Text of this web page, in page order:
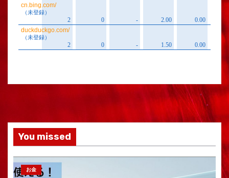
You missed
お金